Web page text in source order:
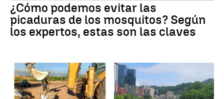
¿Cómo podemos evitar las
picaduras de los mosquitos? Según
los expertos, estas son las claves